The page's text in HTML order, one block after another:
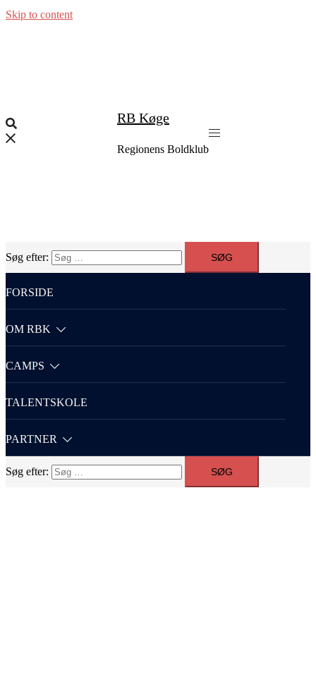
Skip to content
RB Køge
Regionens Boldklub
Søg efter:
FORSIDE
OM RBK
CAMPS
TALENTSKOLE
PARTNER
Søg efter: